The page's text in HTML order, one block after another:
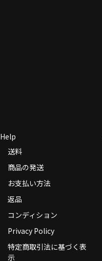
Help
送料
商品の発送
お支払い方法
返品
コンディション
Privacy Policy
特定商取引法に基づく表
示